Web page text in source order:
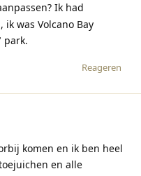
Ik had
was Volcano Bay
park.
Reageren
komen en ik ben heel
en alle